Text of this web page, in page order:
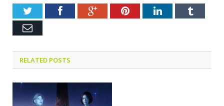
TwitterFacebookGoogle+PinterestLinkedInTumblr
Email
RELATED POSTS